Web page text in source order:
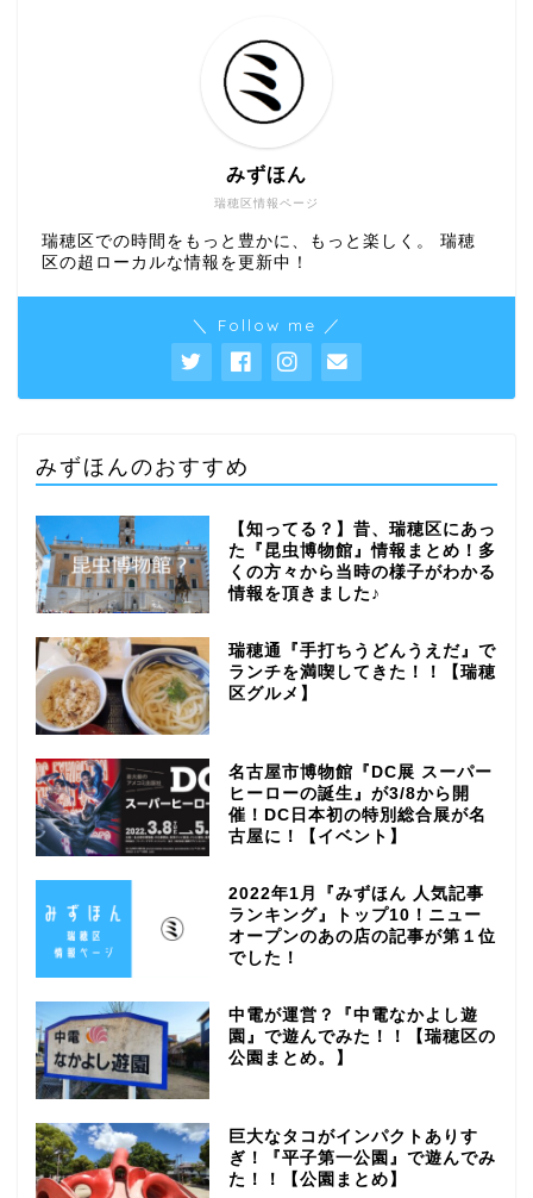
瑞穂区情報ページ
みずほん
瑞穂区での時間をもっと豊かに、もっと楽しく。 瑞穂
区の超ローカルな情報を更新中！
＼ Follow me ／
みずほんのおすすめ
【知ってる？】昔、瑞穂区にあっ
た『昆虫博物館』情報まとめ！多
くの方々から当時の様子がわかる
情報を頂きました♪
瑞穂通『手打ちうどんうえだ』で
ランチを満喫してきた！！【瑞穂
区グルメ】
名古屋市博物館『DC展 スーパー
ヒーローの誕生』が3/8から開
催！DC日本初の特別総合展が名
古屋に！【イベント】
2022年1月『みずほん 人気記事
ランキング』トップ10！ニュー
オープンのあの店の記事が第１位
でした！
中電が運営？『中電なかよし遊
園』で遊んでみた！！【瑞穂区の
公園まとめ。】
巨大なタコがインパクトありす
ぎ！『平子第一公園』で遊んでみ
た！！【公園まとめ】